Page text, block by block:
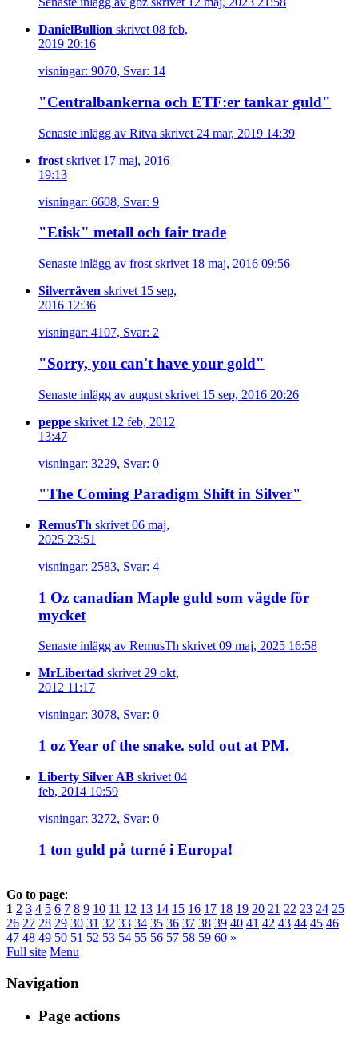
DanielBullion skrivet 08 feb,
2019 20:16
visningar: 9070, Svar: 14
"Centralbankerna och ETF:er tankar guld"
Senaste inlägg av Ritva skrivet 24 mar, 2019 14:39
frost skrivet 17 maj, 2016
19:13
visningar: 6608, Svar: 9
"Etisk" metall och fair trade
Senaste inlägg av frost skrivet 18 maj, 2016 09:56
Silverräven skrivet 15 sep,
2016 12:36
visningar: 4107, Svar: 2
"Sorry, you can't have your gold"
Senaste inlägg av august skrivet 15 sep, 2016 20:26
peppe skrivet 12 feb, 2012
13:47
visningar: 3229, Svar: 0
"The Coming Paradigm Shift in Silver"
RemusTh skrivet 06 maj,
2025 23:51
visningar: 2583, Svar: 4
1 Oz canadian Maple guld som vägde för
mycket
Senaste inlägg av RemusTh skrivet 09 maj, 2025 16:58
MrLibertad skrivet 29 okt,
2012 11:17
visningar: 3078, Svar: 0
1 oz Year of the snake. sold out at PM.
Liberty Silver AB skrivet 04
feb, 2014 10:59
visningar: 3272, Svar: 0
1 ton guld på turné i Europa!
Go to page:
1 2 3 4 5 6 7 8 9 10 11 12 13 14 15 16 17 18 19 20 21 22 23 24 25
26 27 28 29 30 31 32 33 34 35 36 37 38 39 40 41 42 43 44 45 46
47 48 49 50 51 52 53 54 55 56 57 58 59 60 »
Full site Menu
Navigation
Page actions